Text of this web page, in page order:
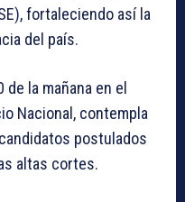
fortaleciendo así la
del país.
la mañana en el
Nacional, contempla
postulados
altas cortes.